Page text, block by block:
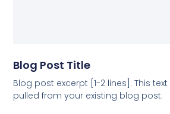
Blog Post Title
Blog post excerpt [1-2 lines]. This
pulled from your existing blog post.